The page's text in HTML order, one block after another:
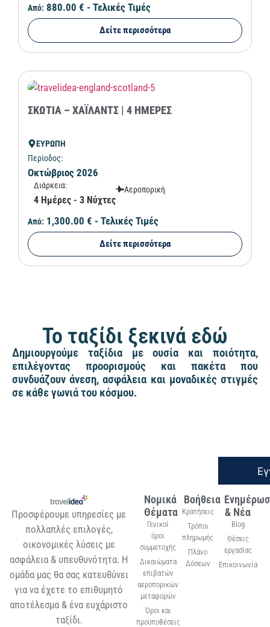
Από: 880.00 € - Τελικές Τιμές
Δείτε περισσότερα
ΣΚΩΤΙΑ – ΧΑΪΛΑΝΤΣ | 4 ΗΜΕΡΕΣ
ΕΥΡΩΠΗ
Περίοδος:
Οκτώβριος 2026
Διάρκεια:
4 Ημέρες - 3 Νύχτες
Αεροπορική
Από: 1,300.00 € - Τελικές Τιμές
Δείτε περισσότερα
Το ταξίδι ξεκινά εδώ
Δημιουργούμε ταξίδια με ουσία και ποιότητα,
επιλέγοντας προορισμούς και πακέτα που
συνδυάζουν άνεση, ασφάλεια και μοναδικές στιγμές
σε κάθε γωνιά του κόσμου.
Προσφέρουμε υπηρεσίες με
πολλαπλές επιλογές,
οικονομικές λύσεις με
ασφάλεια & υπευθυνότητα. Η
ομάδα μας θα σας κατευθύνει
για να έχετε το επιθυμητό
αποτέλεσμα & ένα ευχάριστο
ταξίδι.
Νομικά
Θέματα
Γενικοί
όροι
συμμετοχής
Δικαιώματα
επιβατών
αεροπορικών
μεταφορών
Όροι και
προϋποθέσεις
Βοήθεια
Κρατήσεις
Τρόποι
πληρωμής
Πλάνο
Δόσεων
& Νέα
Blog
Θέσεις
εργασίας
Επικοινωνία